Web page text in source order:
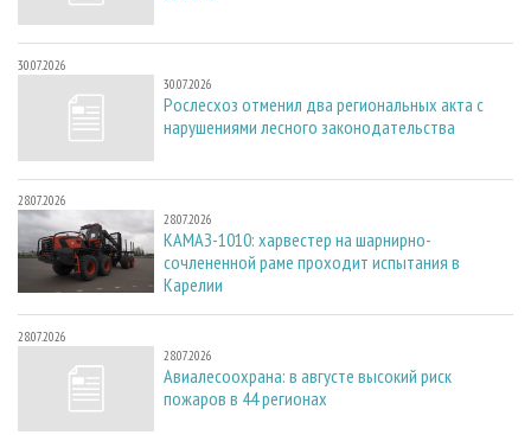
30.07.2026
30.07.2026
Рослесхоз отменил два региональных акта с
нарушениями лесного законодательства
28.07.2026
28.07.2026
КАМАЗ-1010: харвестер на шарнирно-
сочлененной раме проходит испытания в
Карелии
28.07.2026
28.07.2026
Авиалесоохрана: в августе высокий риск
пожаров в 44 регионах